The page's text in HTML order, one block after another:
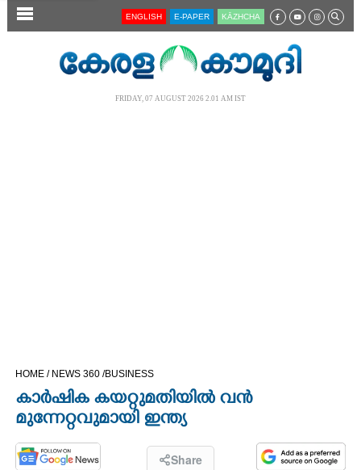
SECTIONS
CINEMA
OPINION
ENGLISH E-PAPER KĀZHCHA
FRIDAY, 07 AUGUST 2026 2.01 AM IST
HOME / NEWS 360 /BUSINESS
കാർഷിക കയറ്റുമതിയിൽ വൻ
മുന്നേറ്റവുമായി ഇന്ത്യ
Share